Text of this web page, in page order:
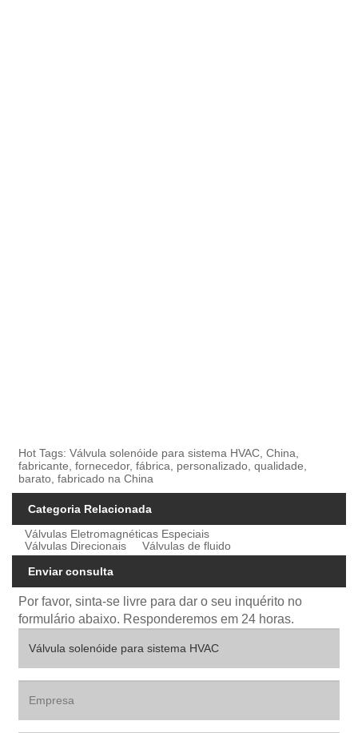
Hot Tags: Válvula solenóide para sistema HVAC, China,
fabricante, fornecedor, fábrica, personalizado, qualidade,
barato, fabricado na China
Categoria Relacionada
Válvulas Eletromagnéticas Especiais
Válvulas Direcionais
Válvulas de fluido
Enviar consulta
Por favor, sinta-se livre para dar o seu inquérito no
formulário abaixo. Responderemos em 24 horas.